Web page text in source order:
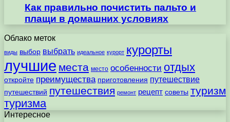
Как правильно почистить пальто и
плащи в домашних условиях
Облако меток
виды выбор выбрать идеальное курорт курорты
лучшие места место особенности отдых
откройте преимущества приготовления путешествие
путешествий путешествия ремонт рецепт советы туризм
туризма
Интересное